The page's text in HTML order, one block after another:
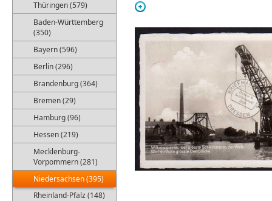
Thüringen (579)
Baden-Württemberg
(350)
Bayern (596)
Berlin (296)
Brandenburg (364)
Bremen (29)
Hamburg (96)
Hessen (219)
Mecklenburg-
Vorpommern (281)
Niedersachsen (395)
Rheinland-Pfalz (148)